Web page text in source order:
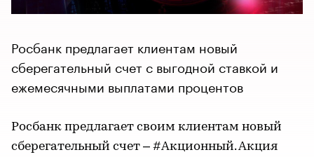
Росбанк предлагает клиентам новый
сберегательный счет с выгодной ставкой и
ежемесячными выплатами процентов
Росбанк предлагает своим клиентам новый
сберегательный счет – #Акционный. Акция